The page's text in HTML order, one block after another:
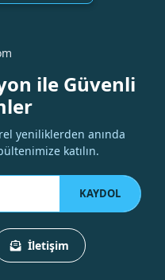
ile Güvenli
yeniliklerden anında
katılın.
KAYDOL
İletişim